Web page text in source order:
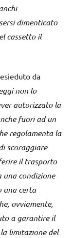
dimenticato
cassetto il
da
non lo
autorizzato la
fuori ad un
regolamenta la
scoraggiare
il trasporto
una condizione
una certa
ovviamente,
a garantire il
limitazione del